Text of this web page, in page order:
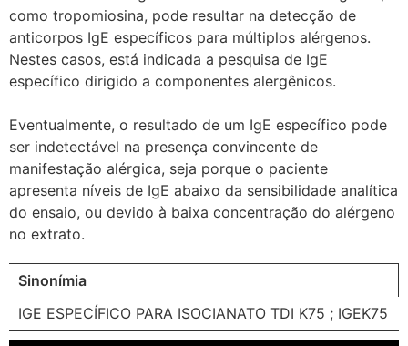
como tropomiosina, pode resultar na detecção de
anticorpos IgE específicos para múltiplos alérgenos.
Nestes casos, está indicada a pesquisa de IgE
específico dirigido a componentes alergênicos.
Eventualmente, o resultado de um IgE específico pode
ser indetectável na presença convincente de
manifestação alérgica, seja porque o paciente
apresenta níveis de IgE abaixo da sensibilidade analítica
do ensaio, ou devido à baixa concentração do alérgeno
no extrato.
Sinonímia
IGE ESPECÍFICO PARA ISOCIANATO TDI K75 ; IGEK75